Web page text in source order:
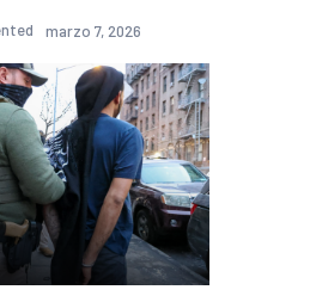
marzo 7, 2026